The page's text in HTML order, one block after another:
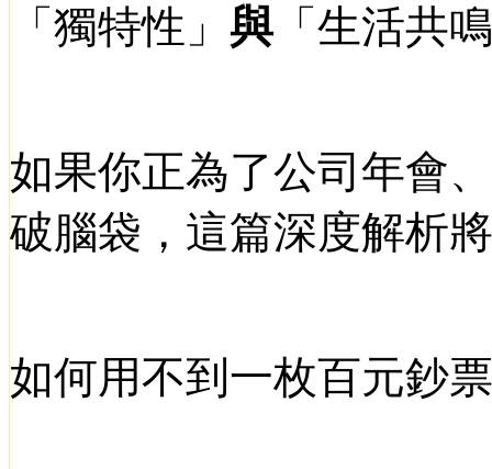
「獨特性」 與 「生活共
如果你正為了公司年會
破腦袋，這篇深度解析
如何用不到一枚百元鈔